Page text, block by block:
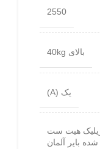
2550
بالای 40kg
یک (A)
اکریلیک هیت ست
شده بایر آلمان